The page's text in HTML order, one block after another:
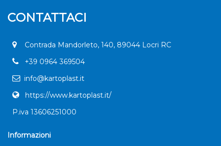
CONTATTACI
Contrada Mandorleto, 140, 89044 Locri RC
+39 0964 369504
info@kartoplast.it
https://www.kartoplast.it/
P.iva 13606251000
Informazioni